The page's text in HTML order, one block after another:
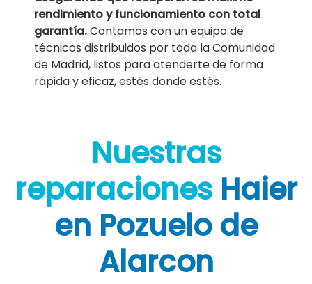
rendimiento y funcionamiento con total
garantía.Contamos con un equipo de
técnicos distribuidos por toda la Comunidad
de Madrid, listos para atenderte de forma
rápida y eficaz, estés donde estés.
Nuestras
reparaciones Haier
en Pozuelo de
Alarcon